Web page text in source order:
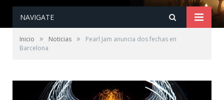
NAVIGATE
Inicio » Noticias »
Pearl Jam anuncia dos fechas en
Barcelona